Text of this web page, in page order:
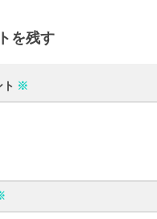
を残す
※